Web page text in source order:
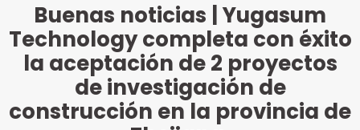
Buenas noticias | Yugasum
Technology completa con éxito
la aceptación de 2 proyectos
de investigación de
construcción en la provincia de